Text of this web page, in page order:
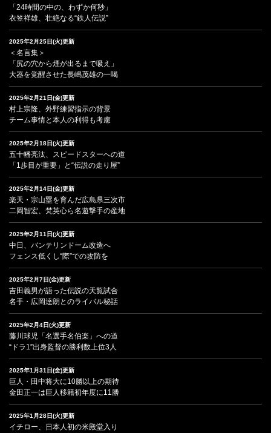
「24時間の中の、わずか何秒」
衣笠祥雄、壮絶なる“鉄人伝説”
2025年2月25日(火)更新
＜名言集＞
「尻の穴から煙が出るまで吸え」
大器を覚醒させた長嶋茂雄の一喝
2025年2月21日(金)更新
村上宗隆、外野練習指示の背景
チーム事情と本人の利得も考慮
2025年2月18日(火)更新
五十幡亮汰、スピードスターへの道
「1歩目が重要」と“伝説の走り屋”
2025年2月14日(金)更新
楽天・宗山塁を育んだ広島県三次市
二岡智宏、梵英心ら名遊撃手の産地
2025年2月11日(火)更新
中日、バンテリンドーム改造へ
フェンス低くし“際”での攻防を
2025年2月7日(金)更新
吉田義男が語った伝説の天覧試合
名手・広岡達朗とのライバル秘話
2025年2月4日(火)更新
藤川球児「名選手名伯楽」への道
“ドラ1”出身監督の勝利数上位3人
2025年1月31日(金)更新
巨人・田中将大に10勝以上の期待
金田正一は巨人移籍初年度に11勝
2025年1月28日(火)更新
イチロー、日本人初の米殿堂入り